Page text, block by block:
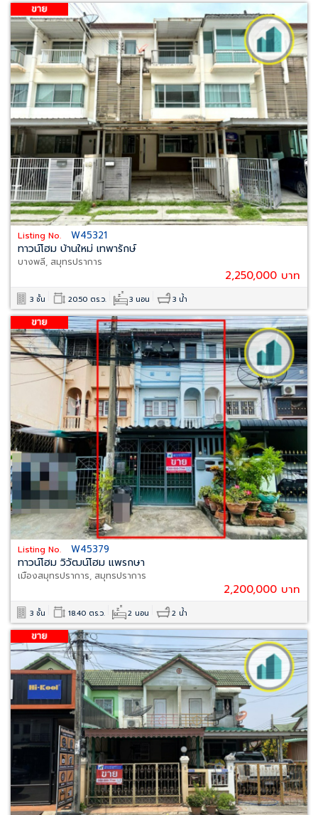
Listing No. W45321
ทาวน์โฮม บ้านใหม่ เทพารักษ์
บางพลี, สมุทรปราการ
2,250,000 บาท
3 ชั้น 20.50 ตร.ว. 3 นอน 3 น้ำ
Listing No. W45379
ทาวน์โฮม วิวัฒน์โฮม แพรกษา
เมืองสมุทรปราการ, สมุทรปราการ
2,200,000 บาท
3 ชั้น 18.40 ตร.ว. 2 นอน 2 น้ำ